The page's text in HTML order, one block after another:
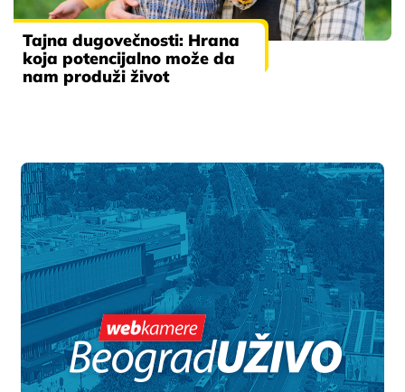
Tajna dugovečnosti: Hrana
koja potencijalno može da
nam produži život